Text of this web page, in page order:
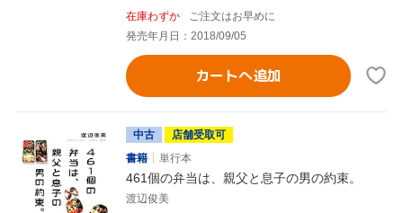
在庫わずか
ご注文はお早めに
発売年月日：2018/09/05
カートへ追加
中古
店舗受取可
書籍
単行本
461個の弁当は、親父と息子の男の約束。
渡辺俊美